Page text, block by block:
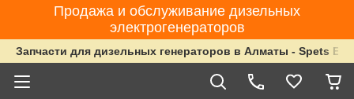
Продажа и обслуживание дизельных
электрогенераторов
Запчасти для дизельных генераторов в Алматы - Spets